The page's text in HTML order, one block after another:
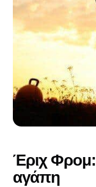
Έριχ Φρομ:
αγάπη